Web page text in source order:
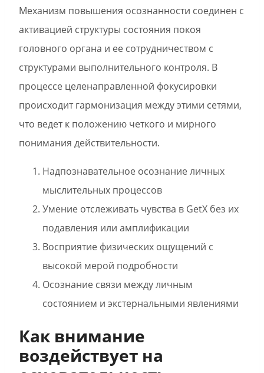
Механизм повышения осознанности соединен с
активацией структуры состояния покоя
головного органа и ее сотрудничеством с
структурами выполнительного контроля. В
процессе целенаправленной фокусировки
происходит гармонизация между этими сетями,
что ведет к положению четкого и мирного
понимания действительности.
Надпознавательное осознание личных
мыслительных процессов
Умение отслеживать чувства в GetX без их
подавления или амплификации
Восприятие физических ощущений с
высокой мерой подробности
Осознание связи между личным
состоянием и экстернальными явлениями
Как внимание
воздействует на